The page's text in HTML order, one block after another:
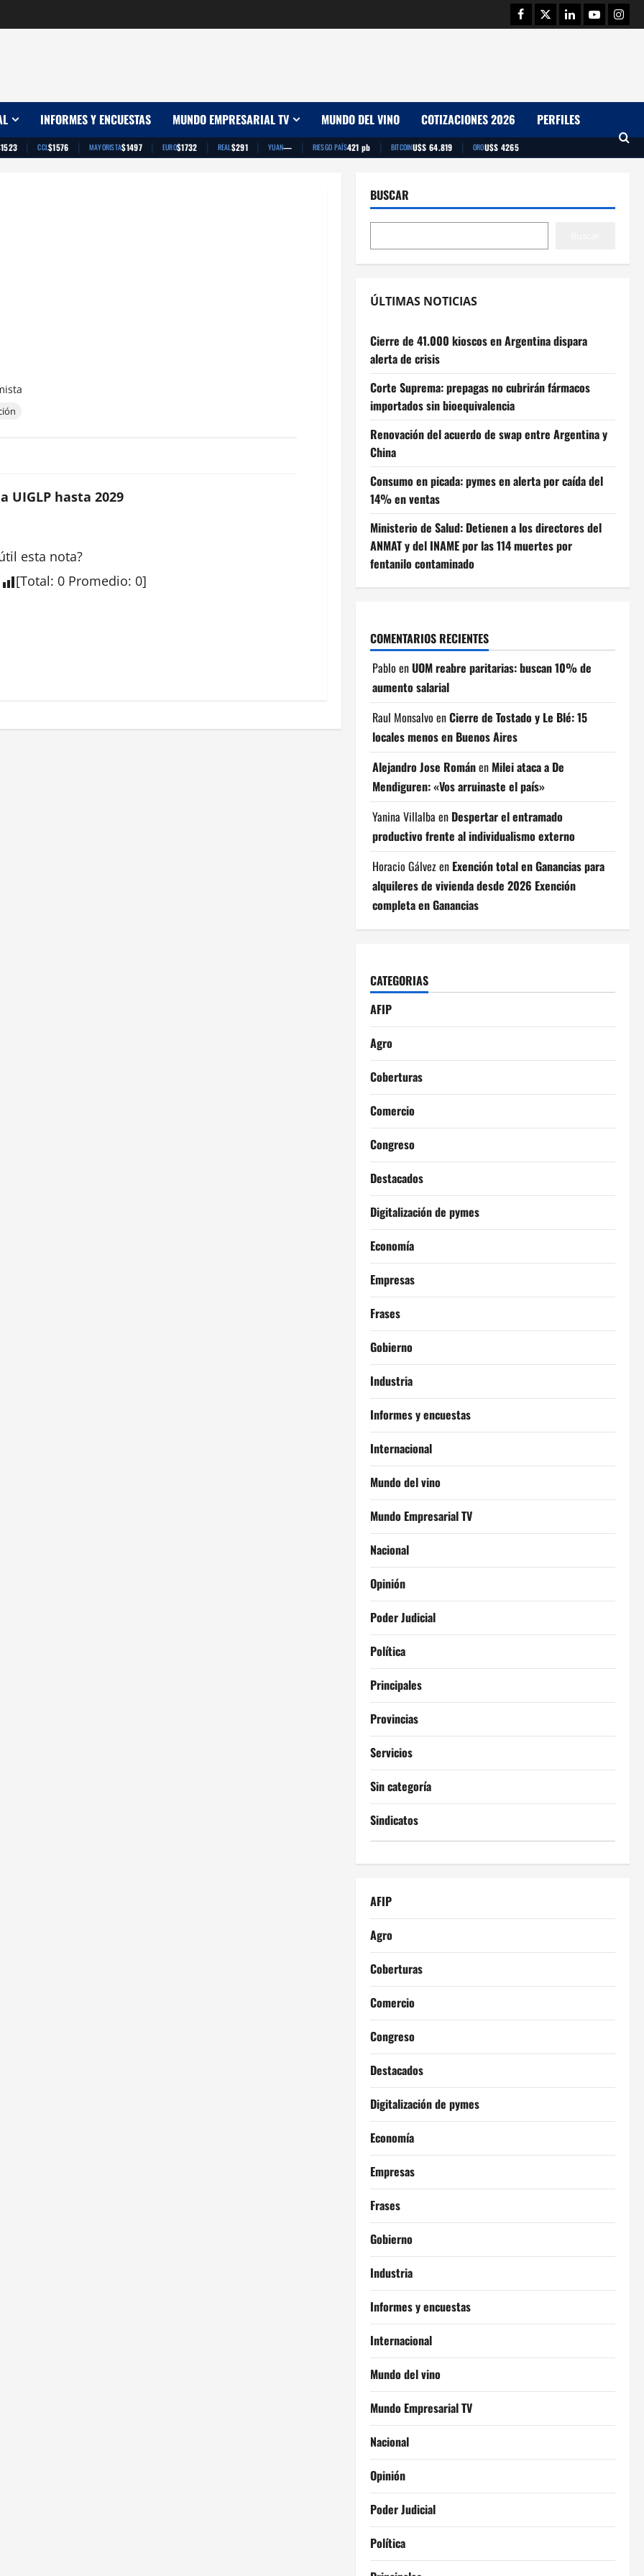
Facebook
TwitterLinkedinYoutube
INFORMES Y ENCUESTAS MUNDO EMPRESARIAL TV MUNDO DEL VINO COTIZACIONES 2026 PERFILES
| CCL$1576 | MAYORISTA$1497 | EURO$1732 | REAL$291 | YUAN— | RIESGO PAÍS421 pb | BITCOINU$S 64.819 | OROU$S 4265
UIGLP hasta 2029
esta nota?
[Total: 0 Promedio: 0]
BUSCAR
ÚLTIMAS NOTICIAS
Cierre de 41.000 kioscos en Argentina dispara
alerta de crisis
Corte Suprema: prepagas no cubrirán fármacos
importados sin bioequivalencia
Renovación del acuerdo de swap entre Argentina y
China
Consumo en picada: pymes en alerta por caída del
14% en ventas
Ministerio de Salud: Detienen a los directores del
ANMAT y del INAME por las 114 muertes por
fentanilo contaminado
COMENTARIOS RECIENTES
Pablo enUOM reabre paritarias: buscan 10% de
aumento salarial
Raul Monsalvo enCierre de Tostado y Le Blé: 15
locales menos en Buenos Aires
Alejandro Jose Románen Milei ataca a De
Mendiguren: «Vos arruinaste el país»
Yanina Villalba en Despertar el entramado
productivo frente al individualismo externo
Horacio Gálvezen Exención total en Ganancias para
alquileres de vivienda desde 2026 Exención
completa en Ganancias
CATEGORIAS
AFIP
Agro
Coberturas
Comercio
Congreso
Destacados
Digitalización de pymes
Economía
Empresas
Frases
Gobierno
Industria
Informes y encuestas
Internacional
Mundo del vino
Mundo Empresarial TV
Nacional
Opinión
Poder Judicial
Política
Principales
Provincias
Servicios
Sin categoría
Sindicatos
AFIP
Agro
Coberturas
Comercio
Congreso
Destacados
Digitalización de pymes
Economía
Empresas
Frases
Gobierno
Industria
Informes y encuestas
Internacional
Mundo del vino
Mundo Empresarial TV
Nacional
Opinión
Poder Judicial
Política